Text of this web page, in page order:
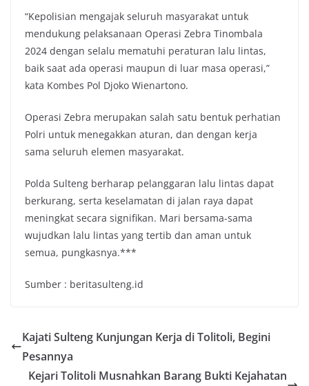
“Kepolisian mengajak seluruh masyarakat untuk
mendukung pelaksanaan Operasi Zebra Tinombala
2024 dengan selalu mematuhi peraturan lalu lintas,
baik saat ada operasi maupun di luar masa operasi,”
kata Kombes Pol Djoko Wienartono.
Operasi Zebra merupakan salah satu bentuk perhatian
Polri untuk menegakkan aturan, dan dengan kerja
sama seluruh elemen masyarakat.
Polda Sulteng berharap pelanggaran lalu lintas dapat
berkurang, serta keselamatan di jalan raya dapat
meningkat secara signifikan. Mari bersama-sama
wujudkan lalu lintas yang tertib dan aman untuk
semua, pungkasnya.***
Sumber : beritasulteng.id
Kajati Sulteng Kunjungan Kerja di Tolitoli, Begini
Pesannya
Kejari Tolitoli Musnahkan Barang Bukti Kejahatan